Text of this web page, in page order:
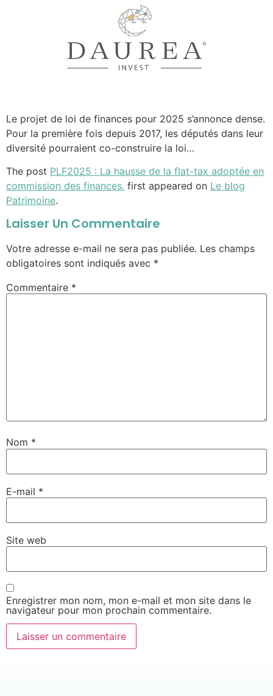
Le projet de loi de finances pour 2025 s’annonce dense.
Pour la première fois depuis 2017, les députés dans leur
diversité pourraient co-construire la loi…
The post PLF2025 : La hausse de la flat-tax adoptée en
commission des finances. first appeared on Le blog
Patrimoine.
Laisser Un Commentaire
Votre adresse e-mail ne sera pas publiée. Les champs
obligatoires sont indiqués avec *
Commentaire *
Nom *
E-mail *
Site web
Enregistrer mon nom, mon e-mail et mon site dans le
navigateur pour mon prochain commentaire.